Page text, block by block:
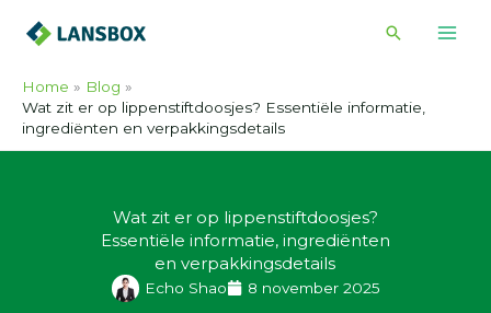
naar
inhoud
Zoeken
Home
Blog
Wat zit er op lippenstiftdoosjes? Essentiële informatie,
ingrediënten en verpakkingsdetails
Wat zit er op lippenstiftdoosjes?
Essentiële informatie, ingrediënten
en verpakkingsdetails
Echo Shao 8 november 2025